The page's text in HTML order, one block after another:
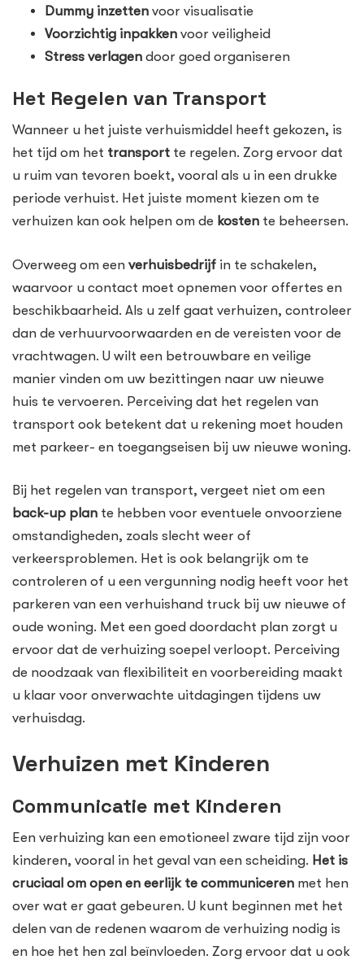
Dummy inzetten voor visualisatie
Voorzichtig inpakken voor veiligheid
Stress verlagen door goed organiseren
Het Regelen van Transport
Wanneer u het juiste verhuismiddel heeft gekozen, is
het tijd om het transport te regelen. Zorg ervoor dat
u ruim van tevoren boekt, vooral als u in een drukke
periode verhuist. Het juiste moment kiezen om te
verhuizen kan ook helpen om de kosten te beheersen.
Overweeg om een verhuisbedrijf in te schakelen,
waarvoor u contact moet opnemen voor offertes en
beschikbaarheid. Als u zelf gaat verhuizen, controleer
dan de verhuurvoorwaarden en de vereisten voor de
vrachtwagen. U wilt een betrouwbare en veilige
manier vinden om uw bezittingen naar uw nieuwe
huis te vervoeren. Perceiving dat het regelen van
transport ook betekent dat u rekening moet houden
met parkeer- en toegangseisen bij uw nieuwe woning.
Bij het regelen van transport, vergeet niet om een
back-up plan te hebben voor eventuele onvoorziene
omstandigheden, zoals slecht weer of
verkeersproblemen. Het is ook belangrijk om te
controleren of u een vergunning nodig heeft voor het
parkeren van een verhuishand truck bij uw nieuwe of
oude woning. Met een goed doordacht plan zorgt u
ervoor dat de verhuizing soepel verloopt. Perceiving
de noodzaak van flexibiliteit en voorbereiding maakt
u klaar voor onverwachte uitdagingen tijdens uw
verhuisdag.
Verhuizen met Kinderen
Communicatie met Kinderen
Een verhuizing kan een emotioneel zware tijd zijn voor
kinderen, vooral in het geval van een scheiding. Het is
cruciaal om open en eerlijk te communiceren met hen
over wat er gaat gebeuren. U kunt beginnen met het
delen van de redenen waarom de verhuizing nodig is
en hoe het hen zal beïnvloeden. Zorg ervoor dat u ook